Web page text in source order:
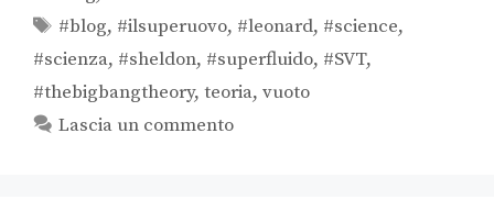
#blog, #ilsuperuovo, #leonard, #science,
#scienza, #sheldon, #superfluido, #SVT,
#thebigbangtheory, teoria, vuoto
Lascia un commento